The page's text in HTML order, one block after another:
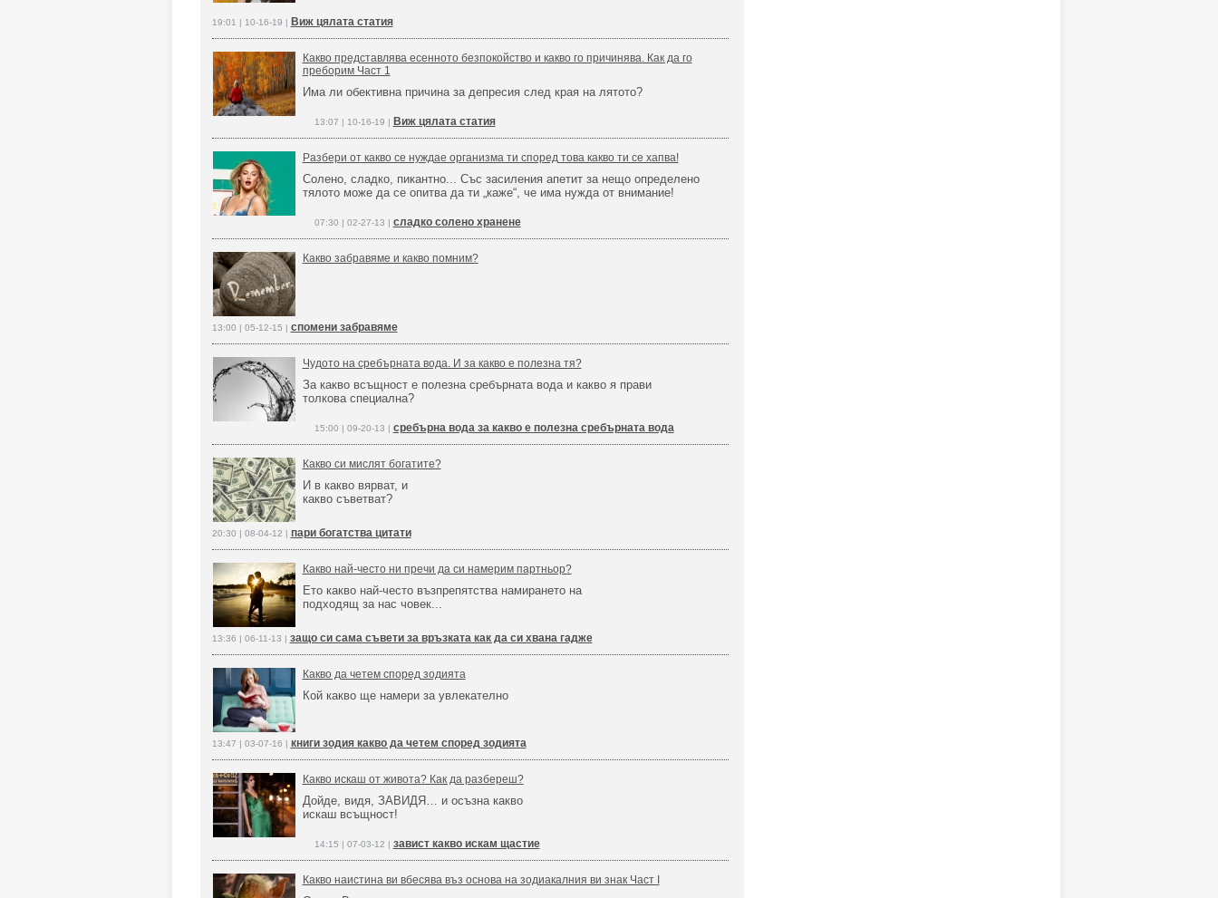
19:01 | 10-16-19 | Виж цялата статия
Какво представлява есенното безпокойство и какво го причинява. Как да го
преборим Част 1
Има ли обективна причина за депресия след края на лятото?
13:07 | 10-16-19 | Виж цялата статия
Разбери от какво се нуждае организма ти според това какво ти се хапва!
Солено, сладко, пикантно... Със засиления апетит за нещо определено
тялото може да се опитва да ти „каже“, че има нужда от внимание!
07:30 | 02-27-13 | сладко солено хранене
Какво забравяме и какво помним?
13:00 | 05-12-15 | спомени забравяме
Чудото на сребърната вода. И за какво е полезна тя?
За какво всъщност е полезна сребърната вода и какво я прави
толкова специална?
15:00 | 09-20-13 | сребърна вода за какво е полезна сребърната вода
Какво си мислят богатите?
И в какво вярват, и
какво съветват?
20:30 | 08-04-12 | пари богатства цитати
Какво най-често ни пречи да си намерим партньор?
Ето какво най-често възпрепятства намирането на
подходящ за нас човек...
13:36 | 06-11-13 | защо си сама съвети за връзката как да си хвана гадже
Какво да четем според зодията
Кой какво ще намери за увлекателно
13:47 | 03-07-16 | книги зодия какво да четем според зодията
Какво искаш от живота? Как да разбереш?
Дойде, видя, ЗАВИДЯ… и осъзна какво
искаш всъщност!
14:15 | 07-03-12 | завист какво искам щастие
Какво наистина ви вбесява въз основа на зодиакалния ви знак Част І